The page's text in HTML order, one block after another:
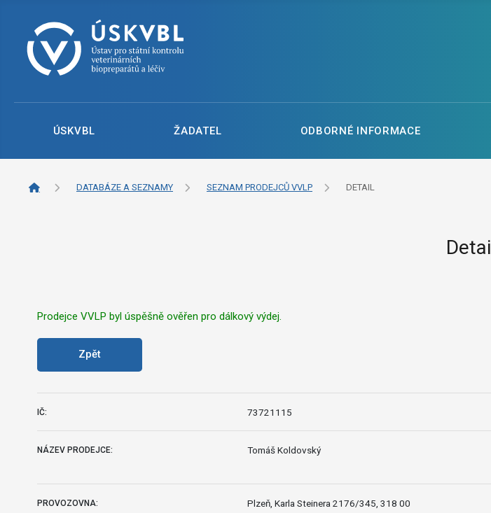
ÚSKVBL ŽADATEL ODBORNÉ INFORMACE
DATABÁZE A SEZNAMY SEZNAM PRODEJCŮ VVLP DETAIL
Prodejce VVLP byl úspěšně ověřen pro dálkový výdej.
Zpět
IČ: 73721115
NÁZEV PRODEJCE: Tomáš Koldovský
PROVOZOVNA: Plzeň, Karla Steinera 2176/345, 318 00